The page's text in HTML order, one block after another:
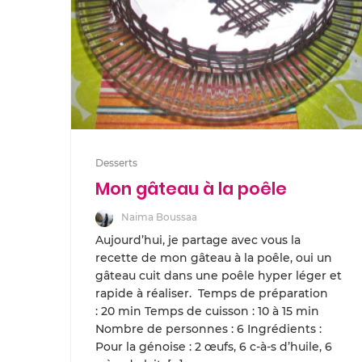
Desserts
Mon gâteau à la poêle
Naima Boussaa
Aujourd’hui, je partage avec vous la
recette de mon gâteau à la poêle, oui un
gâteau cuit dans une poêle hyper léger et
rapide à réaliser. Temps de préparation
: 20 min Temps de cuisson : 10 à 15 min
Nombre de personnes : 6 Ingrédients :
Pour la génoise : 2 œufs, 6 c-à-s d’huile, 6